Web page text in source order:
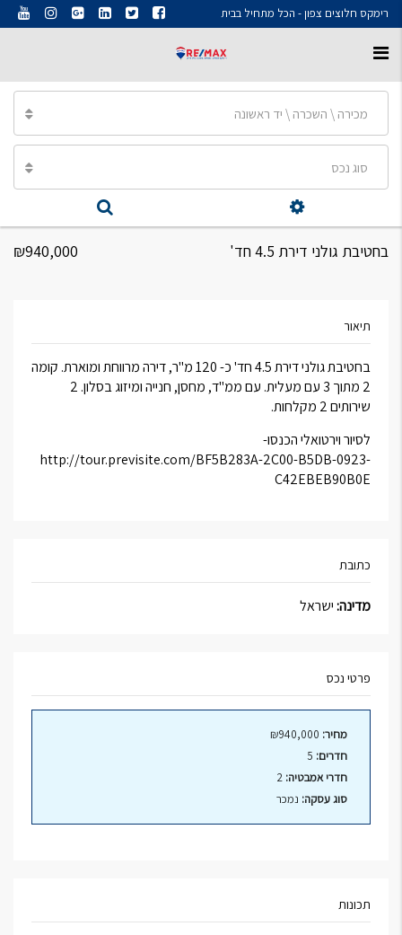
רימקס חלוצים צפון - הכל מתחיל בבית
מכירה \ השכרה \ יד ראשונה
סוג נכס
בחטיבת גולני דירת 4.5 חד' ₪940,000
תיאור
בחטיבת גולני דירת 4.5 חד' כ- 120 מ"ר, דירה מרווחת ומוארת. קומה
2 מתוך 3 עם מעלית. עם ממ"ד, מחסן, חנייה ומיזוג בסלון. 2
שירותים 2 מקלחות.
לסיור וירטואלי הכנסו-
http://tour.previsite.com/BF5B283A-2C00-B5DB-0923-
C42EBEB90B0E
כתובת
מדינה:ישראל
פרטי נכס
מחיר:
חדרים:
חדרי אמבטיה:
סוג עסקה: נמכר
תכונות